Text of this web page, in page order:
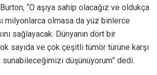
“O aşıya sahip olacağız ve oldukça
milyonlarca olmasa da yüz binlerce
sağlayacak. Dünyanın dört bir
sayıda ve çok çeşitli tümör türüne karşı
sunabileceğimizi düşünüyorum” dedi.